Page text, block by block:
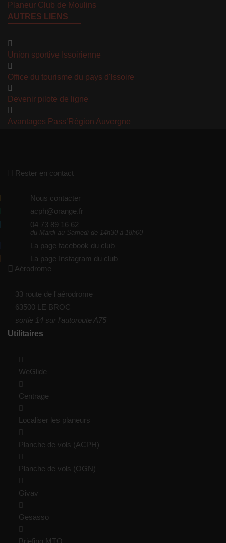
Planeur Club de Moulins
AUTRES LIENS
Union sportive Issoirienne
Office du tourisme du pays d'Issoire
Devenir pilote de ligne
Avantages Pass’Région Auvergne
Rester en contact
Nous contacter
acph@orange.fr
04 73 89 16 62
du Mardi au Samedi de 14h30 à 18h00
La page facebook du club
La page Instagram du club
Aérodrome
33 route de l'aérodrome
63500 LE BROC
sortie 14 sur l'autoroute A75
Utilitaires
WeGlide
Centrage
Localiser les planeurs
Planche de vols (ACPH)
Planche de vols (OGN)
Givav
Gesasso
Briefing MTO